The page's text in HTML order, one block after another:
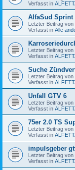
Verfasst in
AlfaSud Sprint
Letzter Beitrag von
Verfasst in Alle
Letzter Beitrag von
Verfasst in
Suche
Letzter Beitrag von
Verfasst in
Unfall GTV 6
Letzter Beitrag von
Verfasst in
75er 2.0 TS
Letzter Beitrag von
Verfasst in
impulsgeber
Letzter Beitrag von
Verfasst in